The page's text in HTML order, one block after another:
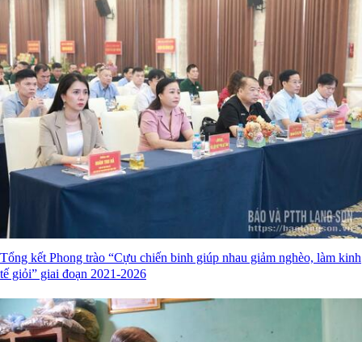
Tổng kết Phong trào “Cựu chiến binh giúp nhau giảm nghèo, làm kinh
tế giỏi” giai đoạn 2021-2026